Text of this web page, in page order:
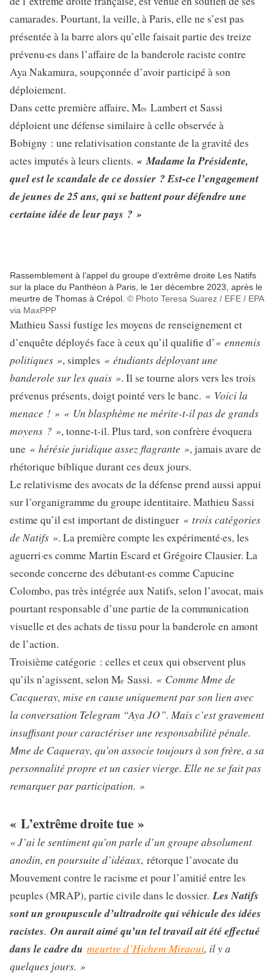
camarades. Pourtant, la veille, à Paris, elle ne s’est pas
présentée à la barre alors qu’elle faisait partie des treize
prévenu·es dans l’affaire de la banderole raciste contre
Aya Nakamura, soupçonnée d’avoir participé à son
déploiement.
Dans cette première affaire, Mes Lambert et Sassi
déploient une défense similaire à celle observée à
Bobigny : une relativisation constante de la gravité des
actes imputés à leurs clients. « Madame la Présidente,
quel est le scandale de ce dossier ? Est-ce l’engagement
de jeunes de 25 ans, qui se battent pour défendre une
certaine idée de leur pays ? »
Rassemblement à l’appel du groupe d’extrême droite Les Natifs
sur la place du Panthéon à Paris, le 1er décembre 2023, après le
meurtre de Thomas à Crépol. © Photo Teresa Suarez / EFE / EPA
via MaxPPP
Mathieu Sassi fustige les moyens de renseignement et
d’enquête déployés face à ceux qu’il qualifie d’« ennemis
politiques », simples « étudiants déployant une
banderole sur les quais ». Il se tourne alors vers les trois
prévenus présents, doigt pointé vers le banc. « Voici la
menace ! » « Un blasphème ne mérite-t-il pas de grands
moyens ? », tonne-t-il. Plus tard, son confrère évoquera
une « hérésie juridique assez flagrante », jamais avare de
rhétorique biblique durant ces deux jours.
Le relativisme des avocats de la défense prend aussi appui
sur l’organigramme du groupe identitaire. Mathieu Sassi
estime qu’il est important de distinguer « trois catégories
de Natifs ». La première compte les expérimenté·es, les
aguerri·es comme Martin Escard et Grégoire Clausier. La
seconde concerne des débutant·es comme Capucine
Colombo, pas très intégrée aux Natifs, selon l’avocat, mais
pourtant responsable d’une partie de la communication
visuelle et des achats de tissu pour la banderole en amont
de l’action.
Troisième catégorie : celles et ceux qui observent plus
qu’ils n’agissent, selon Me Sassi. « Comme Mme de
Cacqueray, mise en cause uniquement par son lien avec
la conversation Telegram “Aya JO”. Mais c’est gravement
insuffisant pour caractériser une responsabilité pénale.
Mme de Caqueray, qu’on associe toujours à son frère, a sa
personnalité propre et un casier vierge. Elle ne se fait pas
remarquer par participation. »
« L’extrême droite tue »
« J’ai le sentiment qu’on parle d’un groupe absolument
anodin, en poursuite d’idéaux, rétorque l’avocate du
Mouvement contre le racisme et pour l’amitié entre les
peuples (MRAP), partie civile dans le dossier.Les Natifs
sont un groupuscule d’ultradroite qui véhicule des idées
racistes. On aurait aimé qu’un tel travail ait été effectué
dans le cadre du meurtre d’Hichem Miraoui, il y a
quelques jours. »